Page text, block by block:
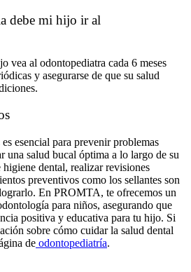
debe mi hijo ir al
vea al odontopediatra cada 6 meses
y asegurarse de que su salud
esencial para prevenir problemas
una salud bucal óptima a lo largo de su
dental, realizar revisiones
preventivos como los sellantes son
En PROMTA, te ofrecemos un
para niños, asegurando que
positiva y educativa para tu hijo. Si
sobre cómo cuidar la salud dental
de odontopediatría.